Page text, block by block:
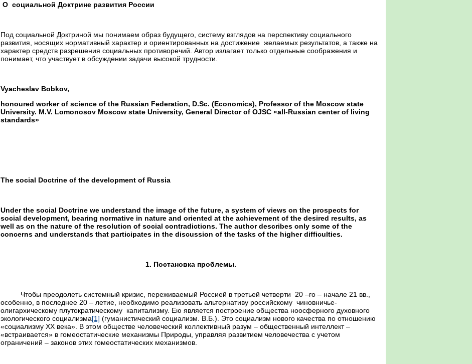
О социальной Доктрине развития России
Под социальной Доктриной мы понимаем образ будущего, систему взглядов на перспективу социального
развития, носящих нормативный характер и ориентированных на достижение желаемых результатов, а также на
характер средств разрешения социальных противоречий. Автор излагает только отдельные соображения и
понимает, что участвует в обсуждении задачи высокой трудности.
Vyacheslav Bobkov,
honoured worker of science of the Russian Federation, D.Sc. (Economics), Professor of the Moscow state
University. M.V. Lomonosov Moscow state University, General Director of OJSC «all-Russian center of living
standards»
The social Doctrine of the development of Russia
Under the social Doctrine we understand the image of the future, a system of views on the prospects for
social development, bearing normative in nature and oriented at the achievement of the desired results, as
well as on the nature of the resolution of social contradictions. The author describes only some of the
concerns and understands that participates in the discussion of the tasks of the higher difficulties.
1. Постановка проблемы.
Чтобы преодолеть системный кризис, переживаемый Россией в третьей четверти 20 –го – начале 21 вв.,
особенно, в последнее 20 – летие, необходимо реализовать альтернативу российскому чиновничье-
олигархическому плутократическому капитализму. Ею является построение общества ноосферного духовного
экологического социализма[1] (гуманистический социализм. В.Б.). Это социализм нового качества по отношению
«социализму ХХ века». В этом обществе человеческий коллективный разум – общественный интеллект –
«встраивается» в гомеостатические механизмы Природы, управляя развитием человечества с учетом
ограничений – законов этих гомеостатических механизмов.